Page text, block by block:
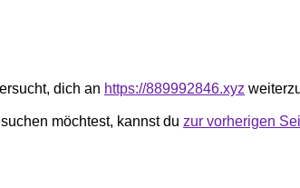
dich an https://889992846.xyz
möchtest, kannst du zur vorherigen